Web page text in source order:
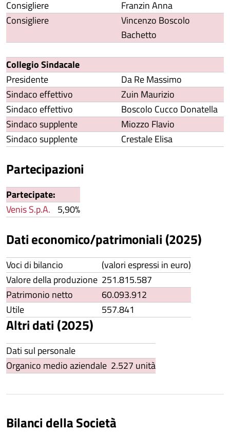
Consigliere
Franzin Anna
Consigliere
Vincenzo Boscolo
Bachetto
Collegio Sindacale
Presidente
Da Re Massimo
Sindaco effettivo
Zuin Maurizio
Sindaco effettivo
Boscolo Cucco Donatella
Sindaco supplente
Miozzo Flavio
Sindaco supplente
Crestale Elisa
Partecipazioni
Partecipate:
Venis S.p.A. 5,90%
Dati economico/patrimoniali (2025)
Voci di bilancio
(valori espressi in euro)
Valore della produzione 251.815.587
Patrimonio netto
60.093.912
Utile
557.841
Altri dati (2025)
Dati sul personale
Organico medio aziendale 2.527 unità
Bilanci della Società